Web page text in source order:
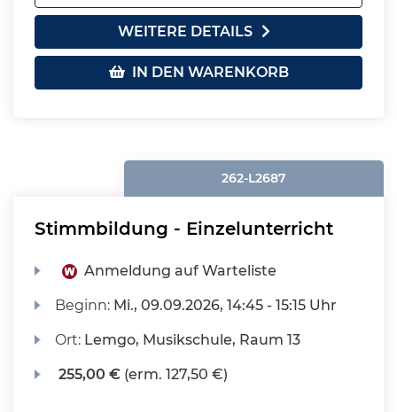
WEITERE DETAILS
IN DEN WARENKORB
262-L2687
Stimmbildung - Einzelunterricht
Anmeldung auf Warteliste
Beginn: Mi., 09.09.2026, 14:45 - 15:15 Uhr
Ort: Lemgo, Musikschule, Raum 13
255,00 € (erm. 127,50 €)